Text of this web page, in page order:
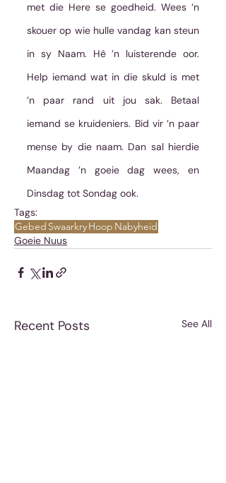
met die Here se goedheid. Wees ‘n
skouer op wie hulle vandag kan steun
in sy Naam. Hê ’n luisterende oor.
Help iemand wat in die skuld is met
’n paar rand uit jou sak. Betaal
iemand se kruideniers. Bid vir ’n paar
mense by die naam. Dan sal hierdie
Maandag ’n goeie dag wees, en
Dinsdag tot Sondag ook.
Tags:
Gebed SwaarkryHoop Nabyheid
Goeie Nuus
Recent Posts See All